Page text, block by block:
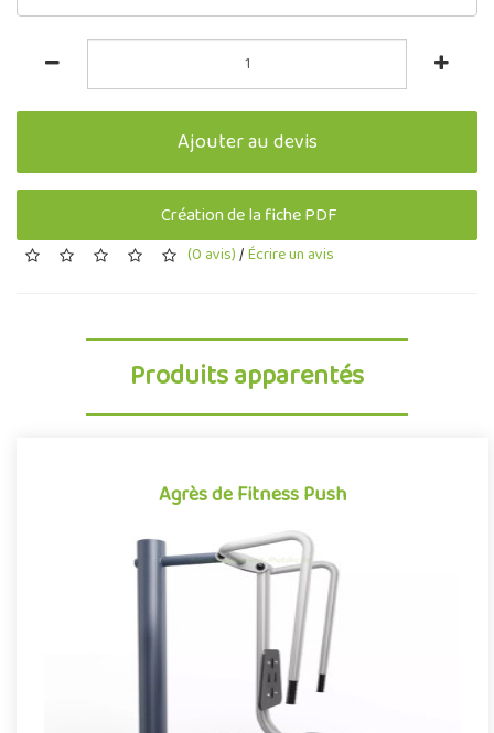
Ajouter au devis
Création de la fiche PDF
(0 avis)/Écrire un avis
Produits apparentés
Agrès de Fitness Push
Agrès de Fitness Push
Agrès de fitness de plein air conjuguant activités sportives et
expériences ludiques, le Push se démarque par son caractère à..
Offre partenaire